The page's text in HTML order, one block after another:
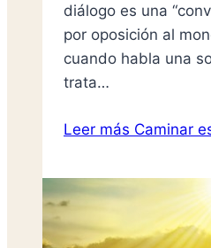
diálogo es una
por oposición al
cuando habla una
trata…
Leer más Caminar